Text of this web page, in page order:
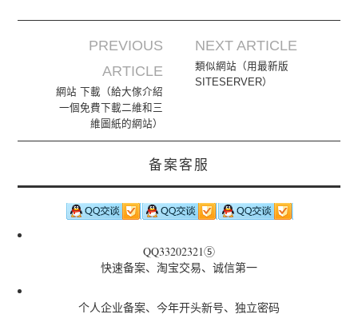
Post navigation
PREVIOUS
ARTICLE
網站 下載（給大傢介紹
一個免費下載二維和三
維圖紙的網站）
NEXT ARTICLE
類似網站（用最新版
SITESERVER）
备案客服
QQ33202321⑤
快速备案、淘宝交易、诚信第一
个人企业备案、今年开头新号、独立密码